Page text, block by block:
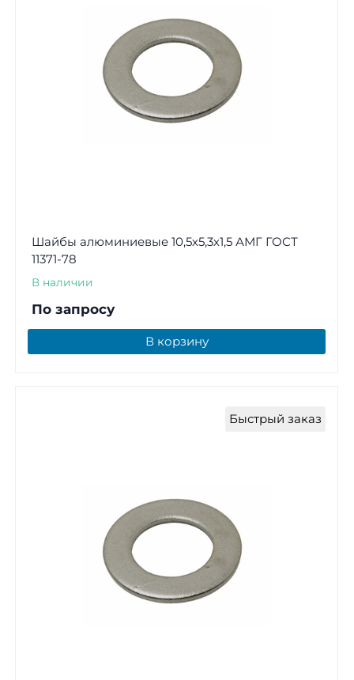
Шайбы алюминиевые 10,5х5,3х1,5 АМГ ГОСТ
11371-78
В наличии
По запросу
В корзину
Быстрый заказ